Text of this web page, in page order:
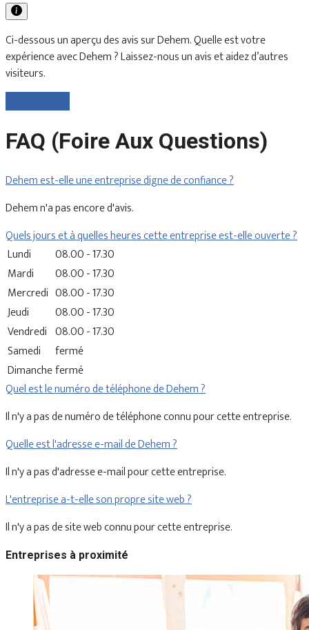
Ci-dessous un aperçu des avis sur Dehem. Quelle est votre
expérience avec Dehem ? Laissez-nous un avis et aidez d’autres
visiteurs.
FAQ (Foire Aux Questions)
Dehem est-elle une entreprise digne de confiance ?
Dehem n'a pas encore d'avis.
Quels jours et à quelles heures cette entreprise est-elle ouverte ?
Lundi
08.00 - 17.30
Mardi
08.00 - 17.30
Mercredi 08.00 - 17.30
Jeudi
08.00 - 17.30
Vendredi 08.00 - 17.30
Samedi
fermé
Dimanchefermé
Quel est le numéro de téléphone de Dehem ?
Il n'y a pas de numéro de téléphone connu pour cette entreprise.
Quelle est l'adresse e-mail de Dehem ?
Il n'y a pas d'adresse e-mail pour cette entreprise.
L'entreprise a-t-elle son propre site web ?
Il n'y a pas de site web connu pour cette entreprise.
Entreprises à proximité